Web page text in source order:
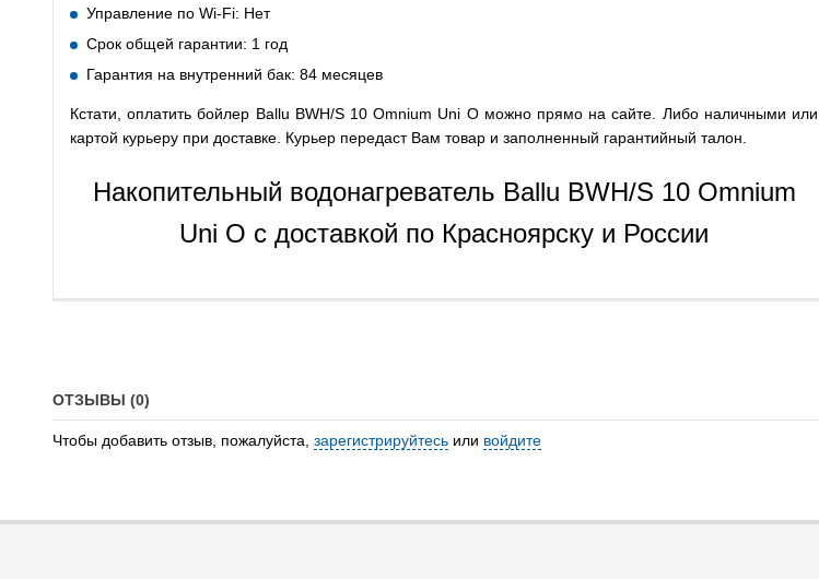
Управление по Wi-Fi: Нет
Срок общей гарантии: 1 год
Гарантия на внутренний бак: 84 месяцев
Кстати, оплатить бойлер Ballu BWH/S 10 Omnium Uni O можно прямо на сайте. Либо наличными или
картой курьеру при доставке. Курьер передаст Вам товар и заполненный гарантийный талон.
Накопительный водонагреватель Ballu BWH/S 10 Omnium
Uni O с доставкой по Красноярску и России
ОТЗЫВЫ (0)
Чтобы добавить отзыв, пожалуйста, зарегистрируйтесь или войдите